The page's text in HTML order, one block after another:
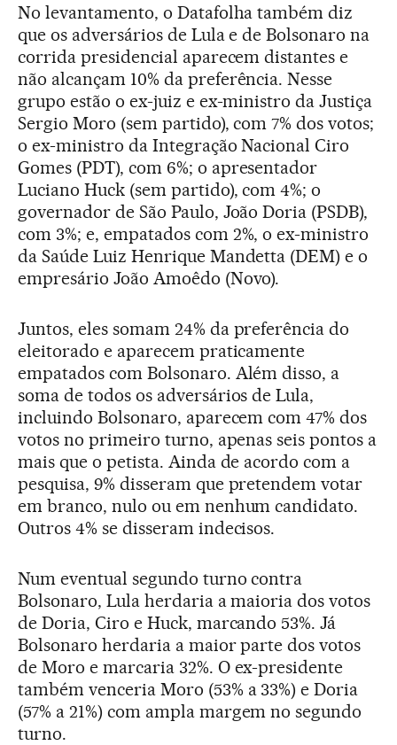
No levantamento, o Datafolha também diz
que os adversários de Lula e de Bolsonaro na
corrida presidencial aparecem distantes e
não alcançam 10% da preferência. Nesse
grupo estão o ex-juiz e ex-ministro da Justiça
Sergio Moro (sem partido), com 7% dos votos;
o ex-ministro da Integração Nacional Ciro
Gomes (PDT), com 6%; o apresentador
Luciano Huck (sem partido), com 4%; o
governador de São Paulo, João Doria (PSDB),
com 3%; e, empatados com 2%, o ex-ministro
da Saúde Luiz Henrique Mandetta (DEM) e o
empresário João Amoêdo (Novo).
Juntos, eles somam 24% da preferência do
eleitorado e aparecem praticamente
empatados com Bolsonaro. Além disso, a
soma de todos os adversários de Lula,
incluindo Bolsonaro, aparecem com 47% dos
votos no primeiro turno, apenas seis pontos a
mais que o petista. Ainda de acordo com a
pesquisa, 9% disseram que pretendem votar
em branco, nulo ou em nenhum candidato.
Outros 4% se disseram indecisos.
Num eventual segundo turno contra
Bolsonaro, Lula herdaria a maioria dos votos
de Doria, Ciro e Huck, marcando 53%. Já
Bolsonaro herdaria a maior parte dos votos
de Moro e marcaria 32%. O ex-presidente
também venceria Moro (53% a 33%) e Doria
(57% a 21%) com ampla margem no segundo
turno.